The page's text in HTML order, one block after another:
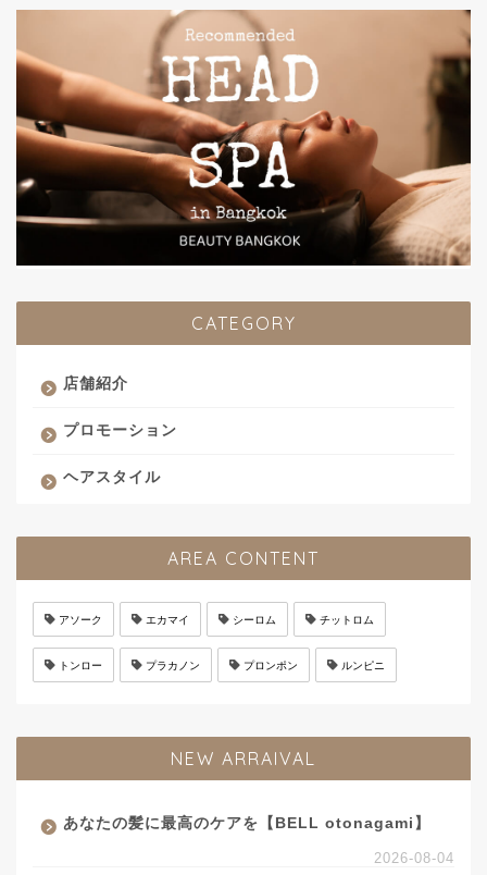
CATEGORY
店舗紹介
プロモーション
ヘアスタイル
AREA CONTENT
アソーク エカマイ シーロム チットロム
トンロー プラカノン プロンポン ルンピニ
NEW ARRAIVAL
あなたの髪に最高のケアを【BELL otonagami】
2026-08-04